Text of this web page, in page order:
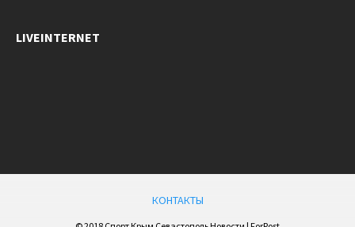
LIVEINTERNET
КОНТАКТЫ